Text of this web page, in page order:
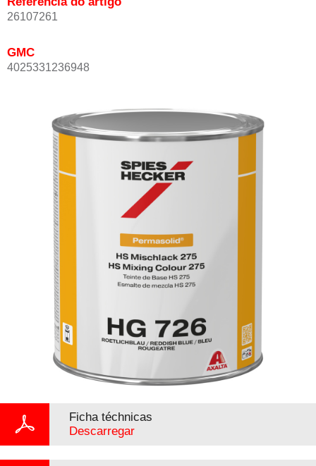
26107261
GMC
4025331236948
Ficha téchnicas
Descarregar